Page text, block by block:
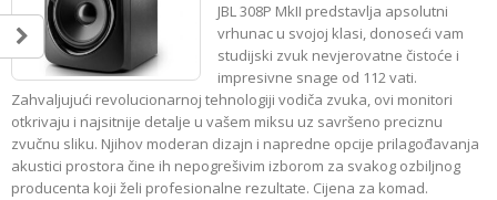
out
of
5
JBL 308P MkII predstavlja apsolutni
vrhunac u svojoj klasi, donoseći vam
studijski zvuk nevjerovatne čistoće i
impresivne snage od 112 vati.
Zahvaljujući revolucionarnoj tehnologiji vodiča zvuka, ovi monitori
otkrivaju i najsitnije detalje u vašem miksu uz savršeno preciznu
zvučnu sliku. Njihov moderan dizajn i napredne opcije prilagođavanja
akustici prostora čine ih nepogrešivim izborom za svakog ozbiljnog
producenta koji želi profesionalne rezultate. Cijena za komad.